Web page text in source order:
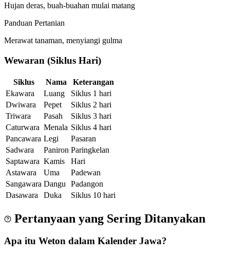
Hujan deras, buah-buahan mulai matang
Panduan Pertanian
Merawat tanaman, menyiangi gulma
Wewaran (Siklus Hari)
Siklus Nama
Keterangan
Ekawara
Luang
Siklus 1 hari
Dwiwara
Pepet
Siklus 2 hari
Triwara
Pasah
Siklus 3 hari
Caturwara Menala Siklus 4 hari
Pancawara Legi
Pasaran
Sadwara
Paniron Paringkelan
Saptawara Kamis
Hari
Astawara
Uma
Padewan
Sangawara Dangu
Padangon
Dasawara
Duka Siklus 10 hari
Pertanyaan yang Sering Ditanyakan
Apa itu Weton dalam Kalender Jawa?